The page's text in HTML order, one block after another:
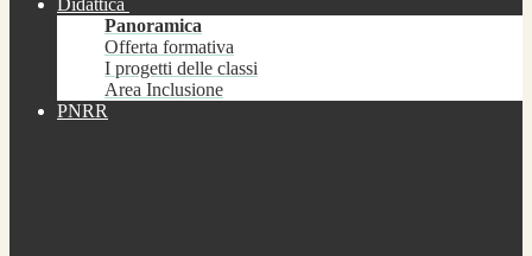
Didattica
Panoramica
Offerta formativa
I progetti delle classi
Area Inclusione
PNRR